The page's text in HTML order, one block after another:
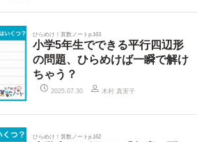
ひらめけ！算数ノートp.163
小学5年生でできる平行四辺形
の問題、ひらめけば一瞬で解け
ちゃう？
2025.07.30 木村 真実子
ひらめけ！算数ノートp.162